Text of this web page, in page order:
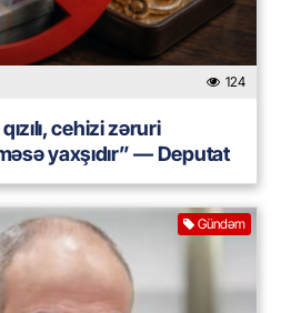
124
cehizi zəruri
yaxşıdır” — Deputat
Gündəm